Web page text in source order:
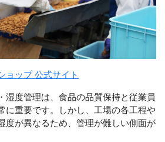
ョップ 公式サイト
湿度管理は、食品の品質保持と従業員
に重要です。しかし、工場の各工程や
度が異なるため、管理が難しい側面が